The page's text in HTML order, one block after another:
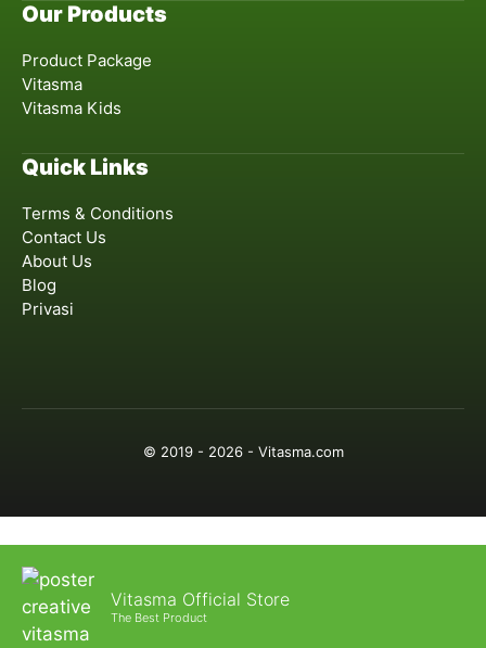
Our Products
Product Package
Vitasma
Vitasma Kids
Quick Links
Terms & Conditions
Contact Us
About Us
Blog
Privasi
© 2019 - 2026 - Vitasma.com
Vitasma Official Store
The Best Product